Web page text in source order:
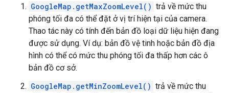
GoogleMap.getMaxZoomLevel() trả về mức thu
phóng tối đa có thể đặt ở vị trí hiện tại của camera.
Thao tác này có tính đến bản đồ loại dữ liệu hiện đang
được sử dụng. Ví dụ: bản đồ vệ tinh hoặc bản đồ địa
hình có thể có mức thu phóng tối đa thấp hơn các ô
bản đồ cơ sở.
GoogleMap.getMinZoomLevel() trả về mức thu